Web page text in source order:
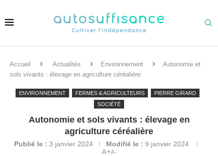
Accueil Actualités Environnement
Autonomie et
sols vivants : élevage en agriculture céréalière
ENVIRONNEMENT FERMES & AGRICULTEURS
PIERRE GIRARD
SOCIÉTÉ
Autonomie et sols vivants : élevage en
agriculture céréalière
Publié le : 3 janvier 2024 Modifié le : 9 janvier 2024
A+A-